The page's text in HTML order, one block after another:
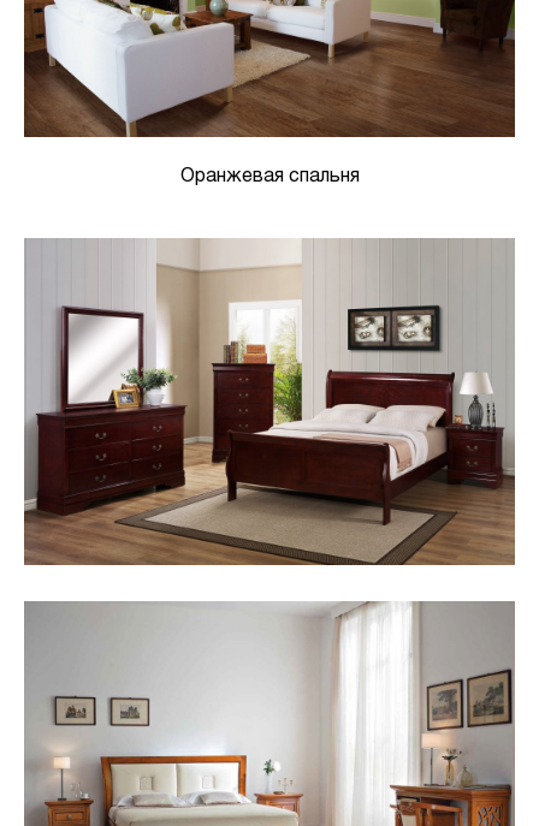
Оранжевая спальня